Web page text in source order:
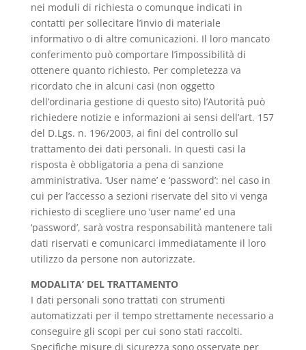
nei moduli di richiesta o comunque indicati in
contatti per sollecitare l’invio di materiale
informativo o di altre comunicazioni. Il loro mancato
conferimento può comportare l’impossibilità di
ottenere quanto richiesto. Per completezza va
ricordato che in alcuni casi (non oggetto
dell’ordinaria gestione di questo sito) l’Autorità può
richiedere notizie e informazioni ai sensi dell’art. 157
del D.Lgs. n. 196/2003, ai fini del controllo sul
trattamento dei dati personali. In questi casi la
risposta è obbligatoria a pena di sanzione
amministrativa. ‘User name’ e ‘password’: nel caso in
cui per l’accesso a sezioni riservate del sito vi venga
richiesto di scegliere uno ‘user name’ ed una
‘password’, sarà vostra responsabilità mantenere tali
dati riservati e comunicarci immediatamente il loro
utilizzo da persone non autorizzate.
MODALITA’ DEL TRATTAMENTO
I dati personali sono trattati con strumenti
automatizzati per il tempo strettamente necessario a
conseguire gli scopi per cui sono stati raccolti.
Specifiche misure di sicurezza sono osservate per